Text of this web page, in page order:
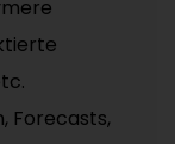
Forecasts,